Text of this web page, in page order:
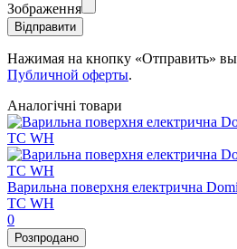
Зображення
Відправити
Нажимая на кнопку «Отправить»
Публичной оферты.
Аналогічні товари
Варильна поверхня електрична
TC WH
0
Розпродано